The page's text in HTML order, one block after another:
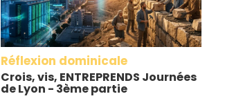
Réflexion dominicale
Crois, vis, ENTREPRENDS Journées
de Lyon - 3ème partie